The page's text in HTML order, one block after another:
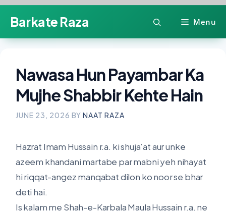
content
Barkate Raza Menu
Nawasa Hun Payambar Ka
Mujhe Shabbir Kehte Hain
JUNE 23, 2026 BY NAAT RAZA
Hazrat Imam Hussain r.a. ki shuja’at aur unke
azeem khandani martabe par mabni yeh nihayat
hi riqqat-angez manqabat dilon ko noor se bhar
deti hai.
Is kalam me Shah-e-Karbala Maula Hussain r.a. ne